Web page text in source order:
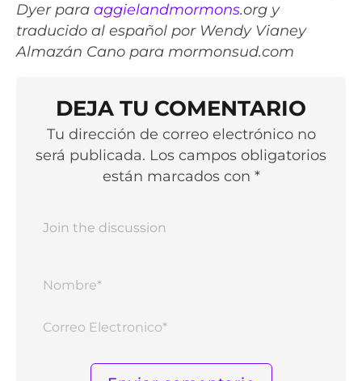
Dyer para aggielandmormons.org y
traducido al español por Wendy Vianey
Almazán Cano para mormonsud.com
DEJA TU COMENTARIO
Tu dirección de correo electrónico no
será publicada. Los campos obligatorios
están marcados con *